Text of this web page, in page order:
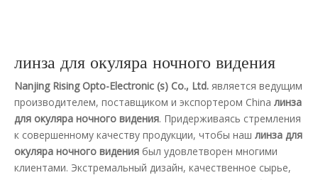
линза для окуляра ночного видения
Nanjing Rising Opto-Electronic (s) Co., Ltd. является ведущим
производителем, поставщиком и экспортером China линза
для окуляра ночного видения. Придерживаясь стремления
к совершенному качеству продукции, чтобы наш линза для
окуляра ночного видения был удовлетворен многими
клиентами. Экстремальный дизайн, качественное сырье,